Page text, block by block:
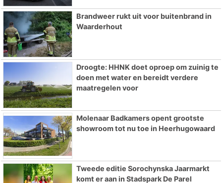
Brandweer rukt uit voor buitenbrand in
Waarderhout
Droogte: HHNK doet oproep om zuinig te
doen met water en bereidt verdere
maatregelen voor
Molenaar Badkamers opent grootste
showroom tot nu toe in Heerhugowaard
Tweede editie Sorochynska Jaarmarkt
komt er aan in Stadspark De Parel